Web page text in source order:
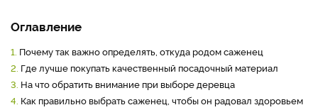
Оглавление
1. Почему так важно определять, откуда родом саженец
2. Где лучше покупать качественный посадочный материал
3. На что обратить внимание при выборе деревца
4. Как правильно выбрать саженец, чтобы он радовал здоровьем